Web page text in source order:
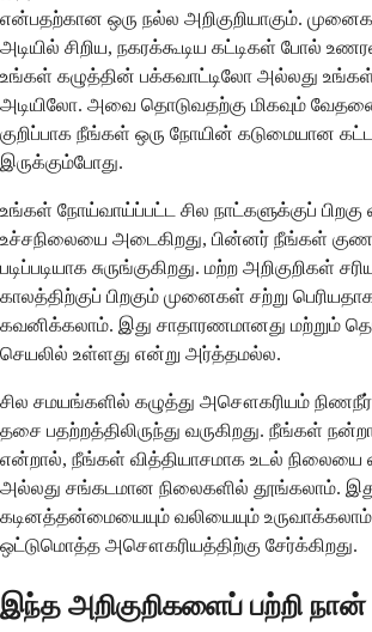
என்பதற்கான ஒரு நல்ல அறிகுறியாகும்.
அடியில் சிறிய, நகரக்கூடிய கட்டிகள் போல்
உங்கள் கழுத்தின் பக்கவாட்டிலோ அல்லது
அடியிலோ. அவை தொடுவதற்கு மிகவும்
குறிப்பாக நீங்கள் ஒரு நோயின் கடுமையான
இருக்கும்போது.
உங்கள் நோய்வாய்ப்பட்ட சில நாட்களுக்குப்
உச்சநிலையை அடைகிறது, பின்னர் நீங்கள்
படிப்படியாக சுருங்குகிறது. மற்ற அறிகுறிகள்
காலத்திற்குப் பிறகும் முனைகள் சற்று
கவனிக்கலாம். இது சாதாரணமானது மற்றும்
செயலில் உள்ளது என்று அர்த்தமல்ல.
சில சமயங்களில் கழுத்து அசௌகரியம்
தசை பதற்றத்திலிருந்து வருகிறது. நீங்கள்
என்றால், நீங்கள் வித்தியாசமாக உடல் நிலையை
அல்லது சங்கடமான நிலைகளில் தூங்கலாம்.
கடினத்தன்மையையும் வலியையும்
ஒட்டுமொத்த அசௌகரியத்திற்கு சேர்க்கிறது.
இந்த அறிகுறிகளைப் பற்றி